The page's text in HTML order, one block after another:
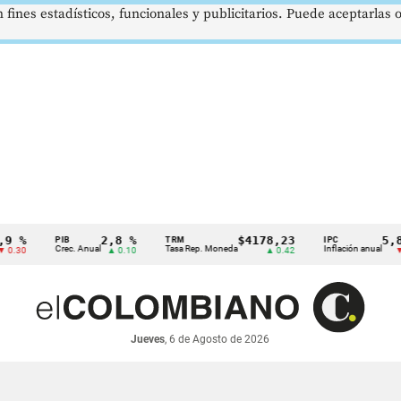
PIB
Crec. Anual
2,8 %
▲ 0.10
TRM
Tasa Rep. Moneda
$4178,23
▲ 0.42
IPC
Inflación anual
5,81 %
▼ 0.12
Jueves, 6 de Agosto de 2026
estadísticos, funcionales y publicitarios. Puede aceptarlas